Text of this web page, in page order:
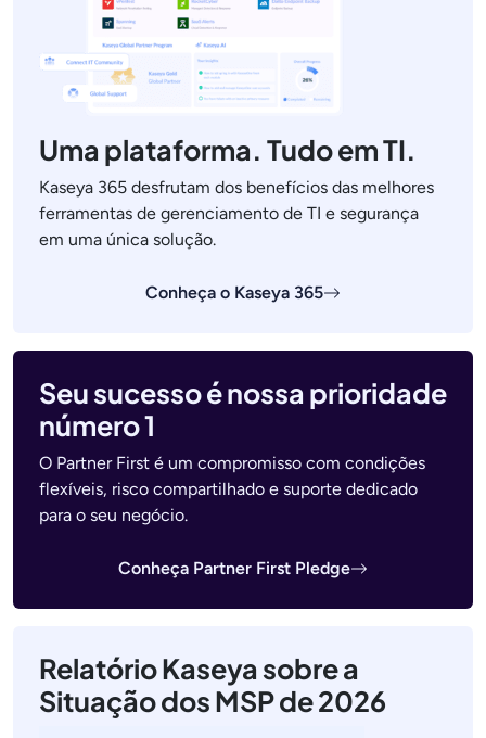
Uma plataforma. Tudo em TI.
Kaseya 365 desfrutam dos benefícios das melhores
ferramentas de gerenciamento de TI e segurança
em uma única solução.
Conheça o Kaseya 365
Seu sucesso é nossa prioridade
número 1
O Partner First é um compromisso com condições
flexíveis, risco compartilhado e suporte dedicado
para o seu negócio.
Conheça Partner First Pledge
Relatório Kaseya sobre a
Situação dos MSP de 2026